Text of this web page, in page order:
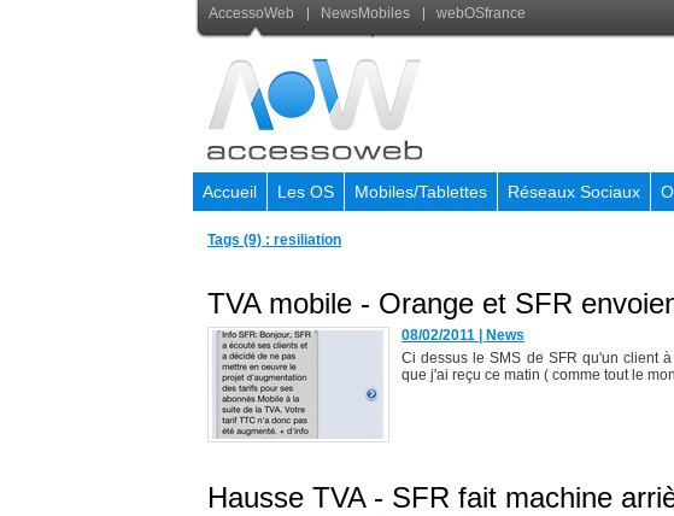
AccessoWeb NewsMobiles webOSfrance
Accueil Les OS Mobiles/Tablettes Réseaux Sociaux
Tags (9) : resiliation
TVA mobile - Orange et SFR
08/02/2011
News
Ci dessus le SMS de SFR qu'un client
que j'ai reçu ce matin ( comme tout le
Hausse TVA - SFR fait machine